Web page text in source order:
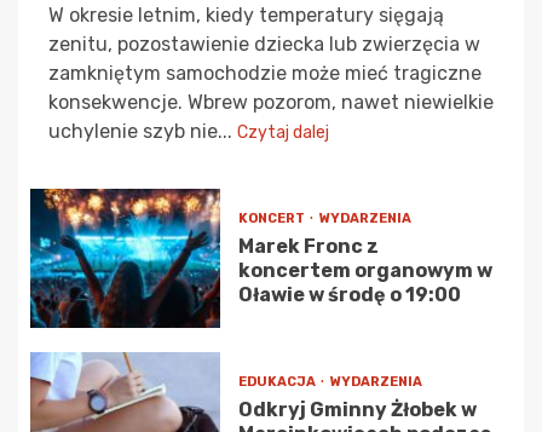
W okresie letnim, kiedy temperatury sięgają
zenitu, pozostawienie dziecka lub zwierzęcia w
zamkniętym samochodzie może mieć tragiczne
konsekwencje. Wbrew pozorom, nawet niewielkie
uchylenie szyb nie... Czytaj dalej
KONCERT WYDARZENIA
Marek Fronc z
koncertem organowym w
Oławie w środę o 19:00
EDUKACJA WYDARZENIA
Odkryj Gminny Żłobek w